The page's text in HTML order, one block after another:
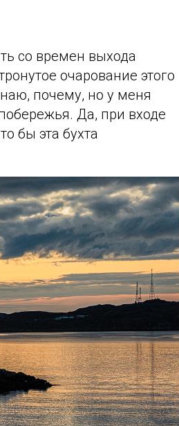
со времен выхода
очарование этого
почему, но у меня
Да, при входе
бы эта бухта